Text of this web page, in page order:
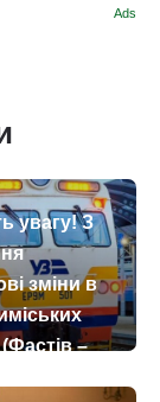
Ads
увагу! З
зміни в
(Фастів –